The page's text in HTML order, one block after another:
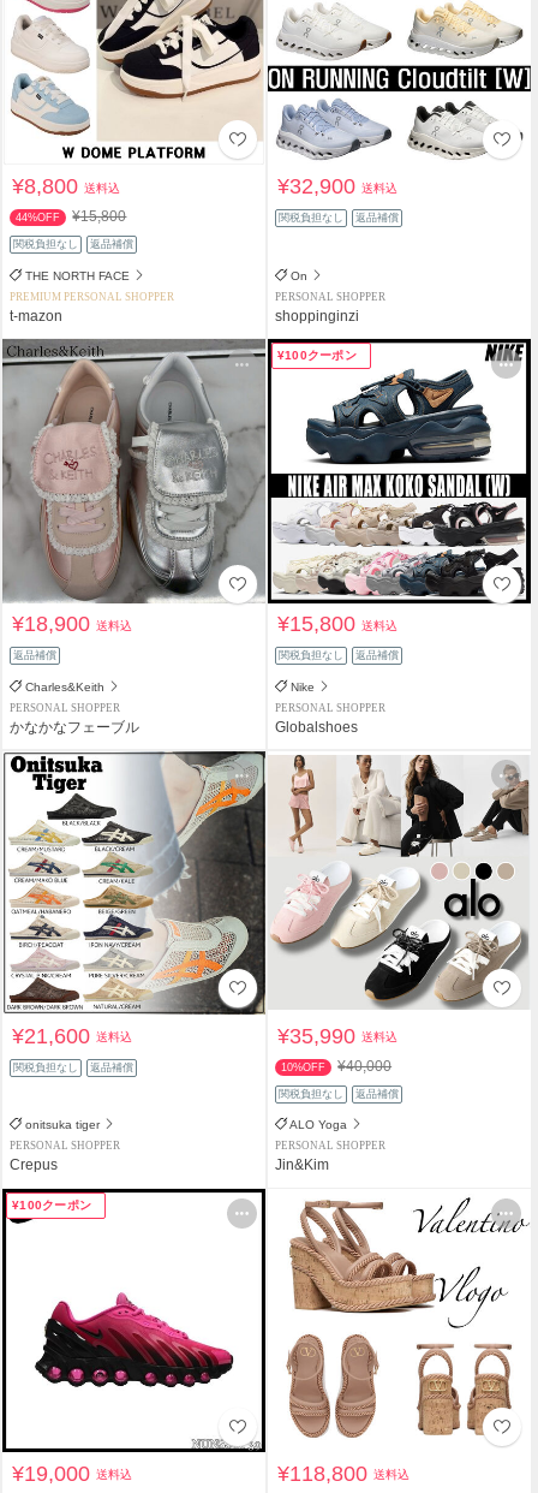
¥8,800送料込
44%OFF ¥15,800
関税負担なし 返品補償
THE NORTH FACE
PREMIUM PERSONAL SHOPPER
t-mazon
¥32,900送料込
関税負担なし 返品補償
On
PERSONAL SHOPPER
shoppinginzi
¥18,900送料込
返品補償
Charles&Keith
PERSONAL SHOPPER
かなかなフェーブル
¥100クーポン
¥15,800送料込
関税負担なし 返品補償
Nike
PERSONAL SHOPPER
Globalshoes
¥21,600送料込
関税負担なし 返品補償
onitsuka tiger
PERSONAL SHOPPER
Crepus
¥35,990送料込
10%OFF ¥40,000
関税負担なし 返品補償
ALO Yoga
PERSONAL SHOPPER
Jin&Kim
¥100クーポン
¥19,000送料込 ¥118,800送料込